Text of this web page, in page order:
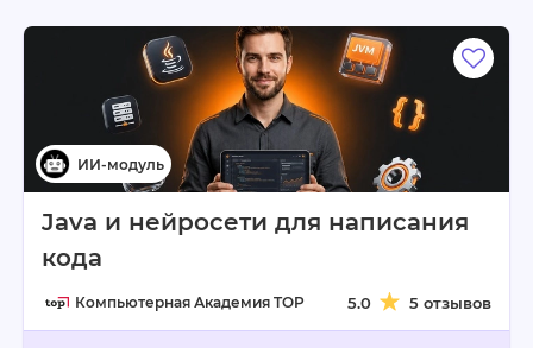
Java и нейросети для написания
кода
Компьютерная Академия TOP 5.0 5 отзывов